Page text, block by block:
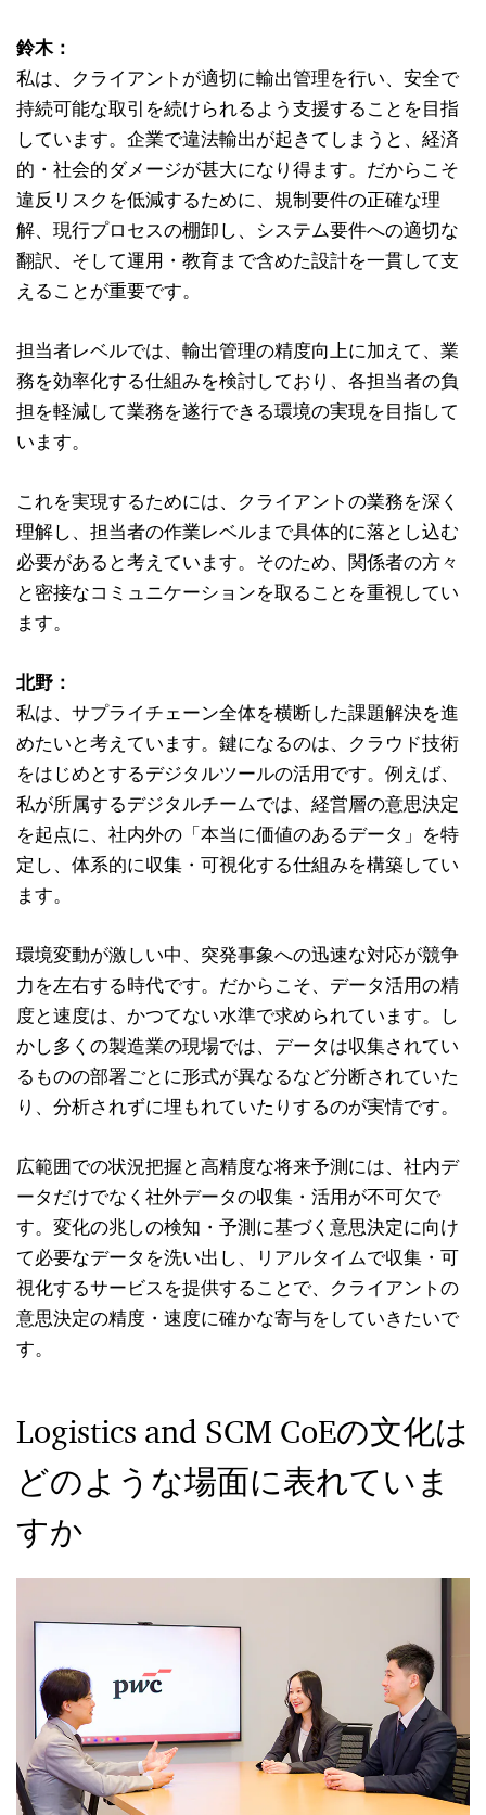
鈴木：
私は、クライアントが適切に輸出管理を行い、安全で
持続可能な取引を続けられるよう支援することを目指
しています。企業で違法輸出が起きてしまうと、経済
的・社会的ダメージが甚大になり得ます。だからこそ
違反リスクを低減するために、規制要件の正確な理
解、現行プロセスの棚卸し、システム要件への適切な
翻訳、そして運用・教育まで含めた設計を一貫して支
えることが重要です。
担当者レベルでは、輸出管理の精度向上に加えて、業
務を効率化する仕組みを検討しており、各担当者の負
担を軽減して業務を遂行できる環境の実現を目指して
います。
これを実現するためには、クライアントの業務を深く
理解し、担当者の作業レベルまで具体的に落とし込む
必要があると考えています。そのため、関係者の方々
と密接なコミュニケーションを取ることを重視してい
ます。
北野：
私は、サプライチェーン全体を横断した課題解決を進
めたいと考えています。鍵になるのは、クラウド技術
をはじめとするデジタルツールの活用です。例えば、
私が所属するデジタルチームでは、経営層の意思決定
を起点に、社内外の「本当に価値のあるデータ」を特
定し、体系的に収集・可視化する仕組みを構築してい
ます。
環境変動が激しい中、突発事象への迅速な対応が競争
力を左右する時代です。だからこそ、データ活用の精
度と速度は、かつてない水準で求められています。し
かし多くの製造業の現場では、データは収集されてい
るものの部署ごとに形式が異なるなど分断されていた
り、分析されずに埋もれていたりするのが実情です。
広範囲での状況把握と高精度な将来予測には、社内デ
ータだけでなく社外データの収集・活用が不可欠で
す。変化の兆しの検知・予測に基づく意思決定に向け
て必要なデータを洗い出し、リアルタイムで収集・可
視化するサービスを提供することで、クライアントの
意思決定の精度・速度に確かな寄与をしていきたいで
す。
Logistics and SCM CoEの文化は
どのような場面に表れていま
すか